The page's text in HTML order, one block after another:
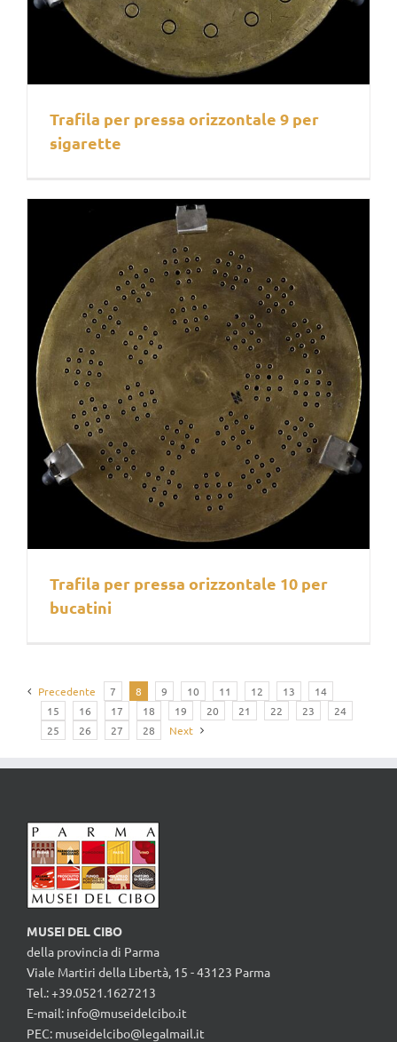
Trafila per pressa orizzontale 9 per
sigarette
Trafila per pressa orizzontale 10 per
bucatini
Precedente 7 8 9 10 11 12 13
14
15
16 17 18 19 20 21 22 23
24
25
26 27 28 Next
MUSEI DEL CIBO
della provincia di Parma
Viale Martiri della Libertà, 15 - 43123 Parma
Tel.: +39.0521.1627213
E-mail: info@museidelcibo.it
PEC: museidelcibo@legalmail.it